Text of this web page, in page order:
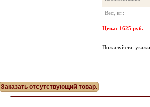
Вес, кг.:
Цена: 1625 руб.
Пожалуйста,
Заказать отсутствующий товар.